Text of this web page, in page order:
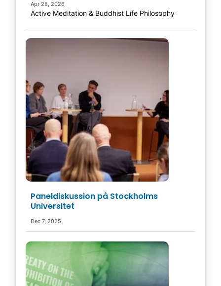
Apr 28, 2026
Active Meditation & Buddhist Life Philosophy
Paneldiskussion på Stockholms
Universitet
Dec 7, 2025